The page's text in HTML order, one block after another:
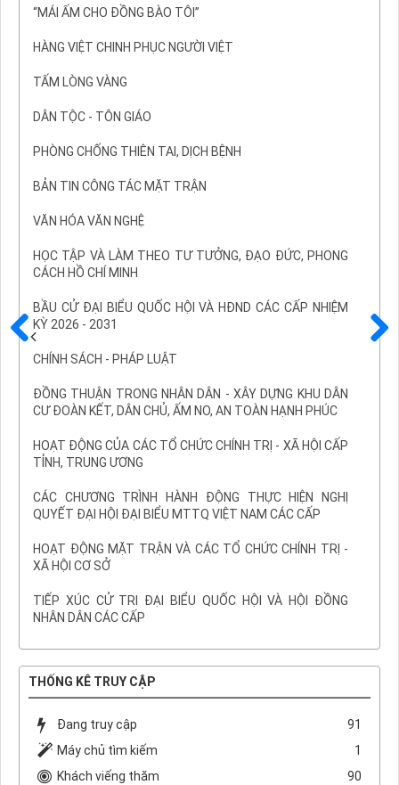
“MÁI ẤM CHO ĐỒNG BÀO TÔI”
HÀNG VIỆT CHINH PHỤC NGƯỜI VIỆT
TẤM LÒNG VÀNG
DÂN TỘC - TÔN GIÁO
PHÒNG CHỐNG THIÊN TAI, DỊCH BỆNH
BẢN TIN CÔNG TÁC MẶT TRẬN
VĂN HÓA VĂN NGHỆ
HỌC TẬP VÀ LÀM THEO TƯ TƯỞNG, ĐẠO ĐỨC, PHONG
CÁCH HỒ CHÍ MINH
BẦU CỬ ĐẠI BIỂU QUỐC HỘI VÀ HĐND CÁC CẤP NHIỆM
KỲ 2026 - 2031
CHÍNH SÁCH - PHÁP LUẬT
ĐỒNG THUẬN TRONG NHÂN DÂN - XÂY DỰNG KHU DÂN
CƯ ĐOÀN KẾT, DÂN CHỦ, ẤM NO, AN TOÀN HẠNH PHÚC
HOẠT ĐỘNG CỦA CÁC TỔ CHỨC CHÍNH TRỊ - XÃ HỘI CẤP
TỈNH, TRUNG ƯƠNG
CÁC CHƯƠNG TRÌNH HÀNH ĐỘNG THỰC HIỆN NGHỊ
QUYẾT ĐẠI HỘI ĐẠI BIỂU MTTQ VIỆT NAM CÁC CẤP
HOẠT ĐỘNG MẶT TRẬN VÀ CÁC TỔ CHỨC CHÍNH TRỊ -
XÃ HỘI CƠ SỞ
TIẾP XÚC CỬ TRI ĐẠI BIỂU QUỐC HỘI VÀ HỘI ĐỒNG
NHÂN DÂN CÁC CẤP
THỐNG KÊ TRUY CẬP
Đang truy cập
91
Máy chủ tìm kiếm
1
Khách viếng thăm
90
Trước